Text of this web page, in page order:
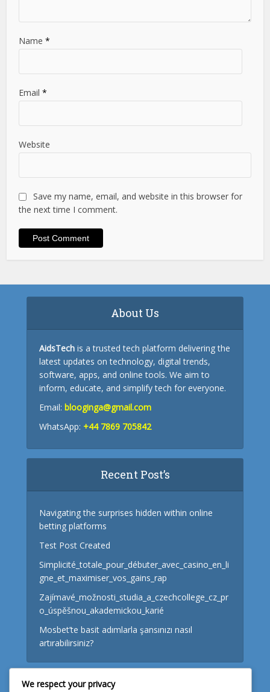
Name*
Email*
Website
Save my name, email, and website in this browser for
the next time I comment.
About Us
AidsTech is a trusted tech platform delivering the
latest updates on technology, digital trends,
software, apps, and online tools. We aim to
inform, educate, and simplify tech for everyone.
Email: blooginga@gmail.com
WhatsApp: +44 7869 705842
Recent Post’s
Navigating the surprises hidden within online
betting platforms
Test Post Created
Simplicité_totale_pour_débuter_avec_casino_en_li
gne_et_maximiser_vos_gains_rap
Zajímavé_možnosti_studia_a_czechcollege_cz_pr
o_úspěšnou_akademickou_karié
Mosbet’te basit adımlarla şansınızı nasıl
artırabilirsiniz?
Useful Links
We respect your privacy